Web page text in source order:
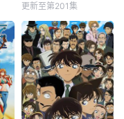
更新至第201集